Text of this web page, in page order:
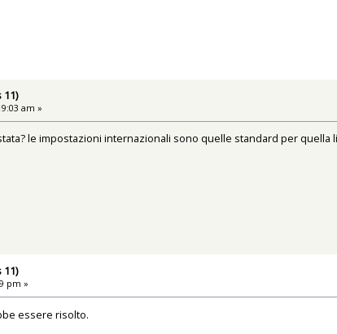
am »
le impostazioni internazionali sono quelle standard per quella
pm »
essere risolto.